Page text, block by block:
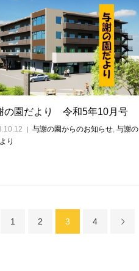
の園だより 令和5年10月号
与謝の園からのお知らせ, 与謝の
り
1 2 3 4